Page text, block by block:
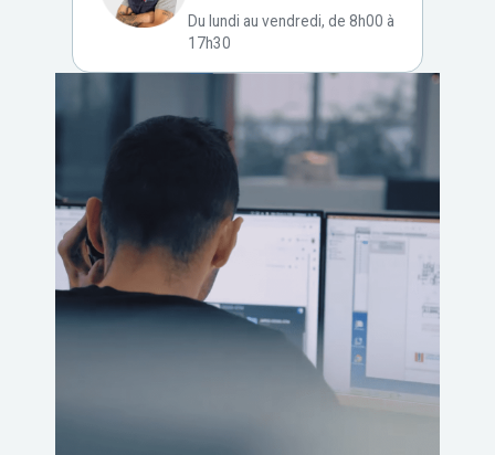
Du lundi au vendredi, de 8h00 à
17h30